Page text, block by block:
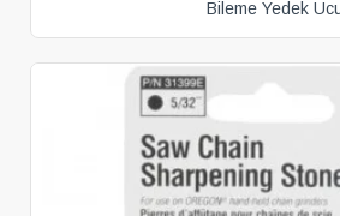
Bileme Yedek